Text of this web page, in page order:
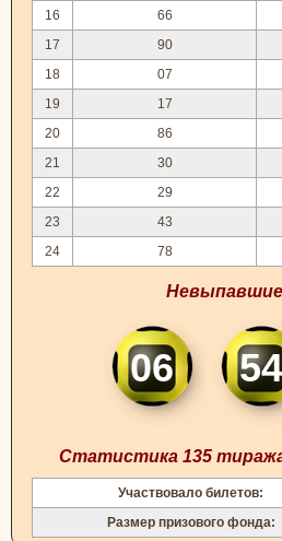
16
66
17
90
18
07
19
17
20
86
21
30
22
29
23
43
24
78
06 54
Статистика 135
Участвовало билетов:
Размер призового фонда: